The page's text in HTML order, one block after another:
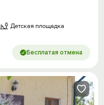
Детская площадка
Бесплатая отмена